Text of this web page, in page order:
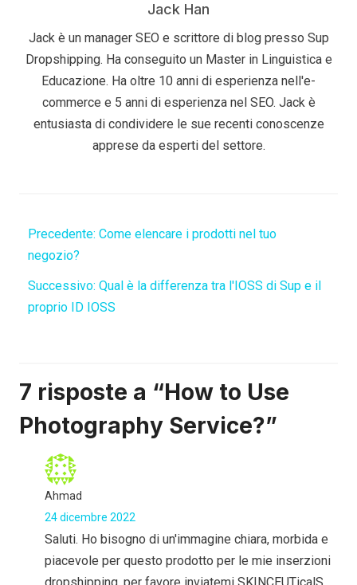
Jack Han
Jack è un manager SEO e scrittore di blog presso Sup
Dropshipping. Ha conseguito un Master in Linguistica e
Educazione. Ha oltre 10 anni di esperienza nell'e-
commerce e 5 anni di esperienza nel SEO. Jack è
entusiasta di condividere le sue recenti conoscenze
apprese da esperti del settore.
Precedente: Come elencare i prodotti nel tuo
negozio?
Successivo: Qual è la differenza tra l'IOSS di Sup e il
proprio ID IOSS
7 risposte a “How to Use
Photography Service?”
Ahmad
24 dicembre 2022
Saluti. Ho bisogno di un'immagine chiara, morbida e
piacevole per questo prodotto per le mie inserzioni